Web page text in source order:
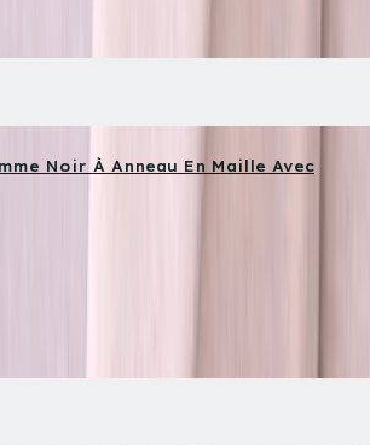
Noir À Anneau En Maille Avec